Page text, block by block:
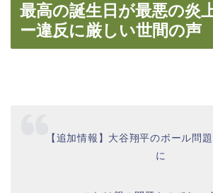
最高の誕生日が最悪の炎
ー違反に厳しい世間の声
【追加情報】大谷翔平のボール問
に